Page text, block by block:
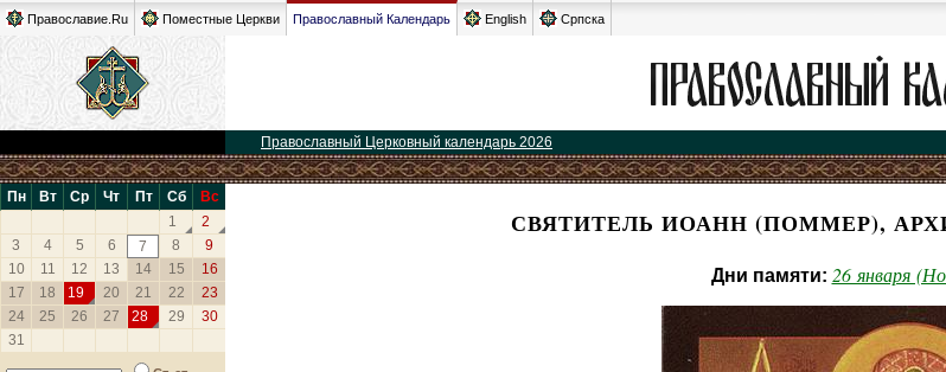
Православие.Ru Поместные Церкви Православный Календарь English Српска
Православный Церковный календарь 2026
Пн Вт Ср Чт Пт Сб
Вс
1
2
3
4 5 6 7 8
9
10
11 12 13 14 15
16
17
18 19 20 21 22
23
24
25 26 27 28 29
30
31
СВЯТИТЕЛЬ ИОАНН (ПОММЕР),
Дни памяти: 26 января